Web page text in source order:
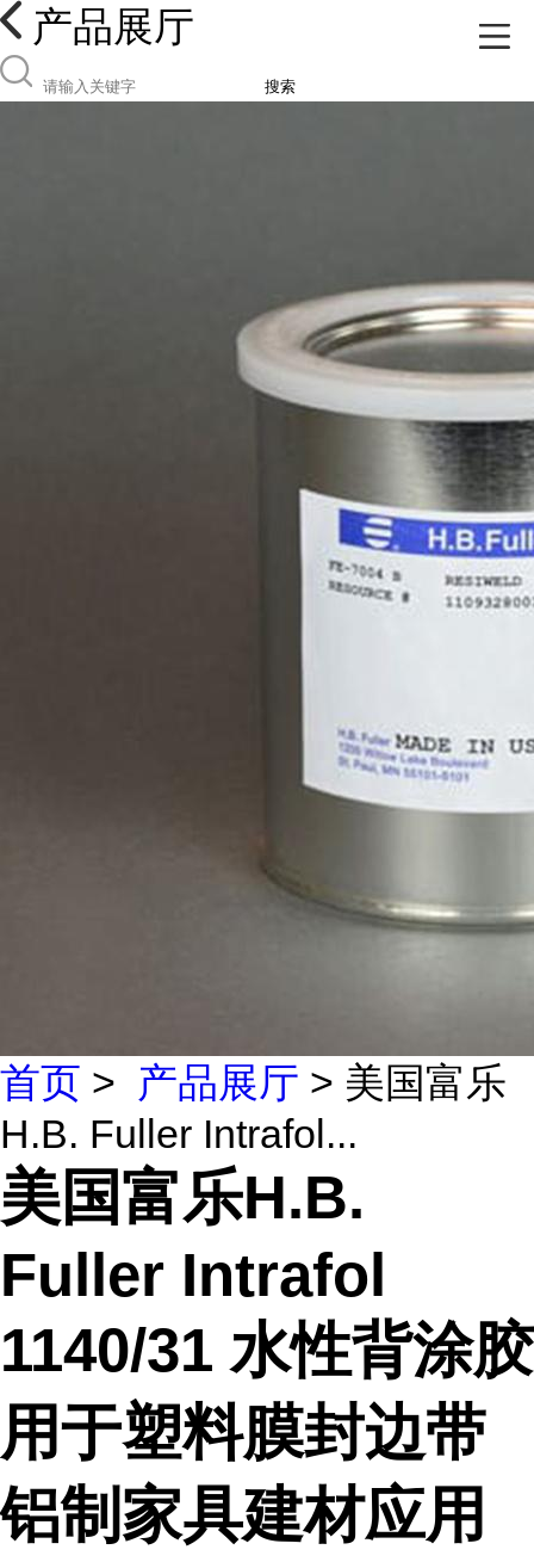
产品展厅
搜索
首页 > 产品展厅 > 美国富乐
H.B. Fuller Intrafol...
美国富乐H.B.
Fuller Intrafol
1140/31 水性背涂胶
用于塑料膜封边带
铝制家具建材应用